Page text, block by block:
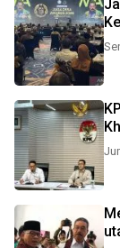
KPK Jelaskan Kaitan